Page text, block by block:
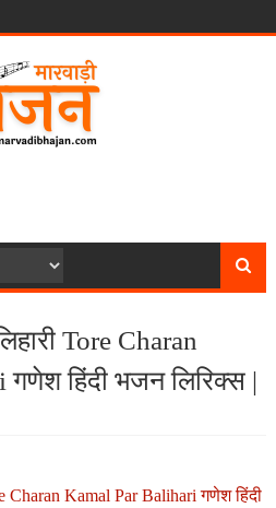
Tore Charan
हिंदी भजन लिरिक्स |
Charan Kamal Par Balihari गणेश हिंदी